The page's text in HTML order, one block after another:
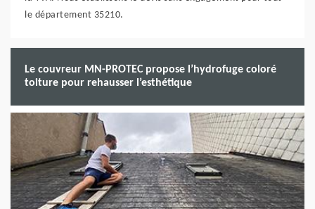
le département 35210.
Le couvreur MN-PROTEC propose l’hydrofuge coloré
toiture pour rehausser l’esthétique